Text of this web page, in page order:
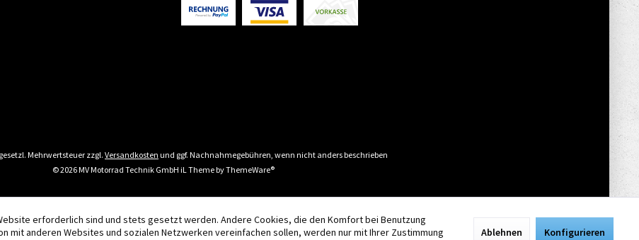
Mehrwertsteuer zzgl. Versandkosten und ggf. Nachnahmegebühren, wenn nicht anders beschrieben
© 2026 MV Motorrad Technik GmbH iL Theme byThemeWare®
erforderlich sind und stets gesetzt werden. Andere Cookies, die den Komfort bei Benutzung
anderen Websites und sozialen Netzwerken vereinfachen sollen, werden nur mit Ihrer Zustimmung
Ablehnen Konfigurieren